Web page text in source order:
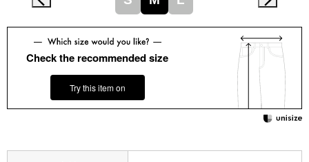
ウオッチ／
ウオッチ
Check the recommended size
Try this item on